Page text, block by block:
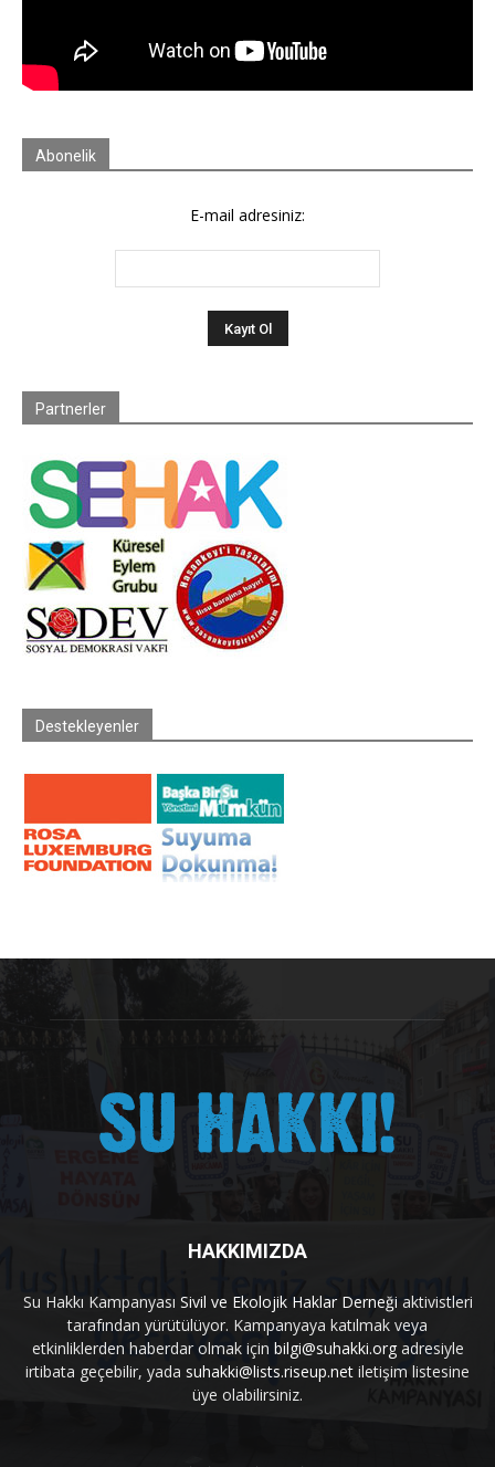
Abonelik
E-mail adresiniz:
Partnerler
Destekleyenler
HAKKIMIZDA
Su Hakkı Kampanyası Sivil ve Ekolojik Haklar Derneği aktivistleri
tarafından yürütülüyor. Kampanyaya katılmak veya
etkinliklerden haberdar olmak için bilgi@suhakki.orgadresiyle
irtibata geçebilir, yada suhakki@lists.riseup.net iletişim listesine
üye olabilirsiniz.